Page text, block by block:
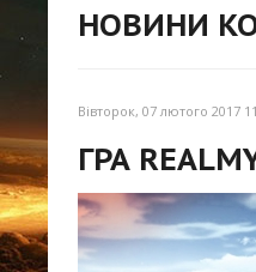
НОВИНИ
Вівторок, 07 лютого 2017
ГРА